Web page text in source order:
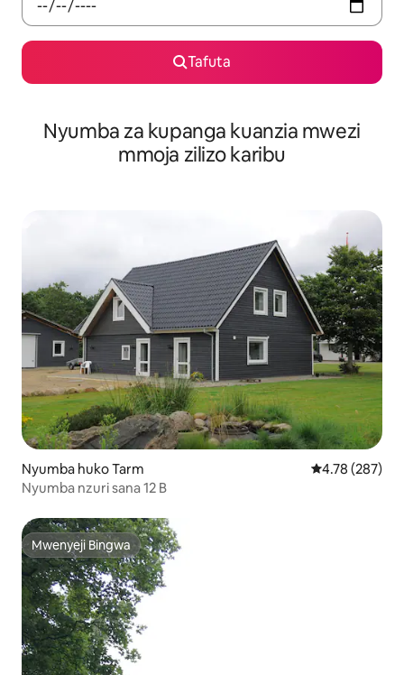
Tafuta
Nyumba za kupanga kuanzia mwezi
mmoja zilizo karibu
Nyumba huko Tarm Ukadiriaji wa
4.78 (287)
Nyumba nzuri sana 12 B
Mwenyeji Bingwa
Mwenyeji Bingwa